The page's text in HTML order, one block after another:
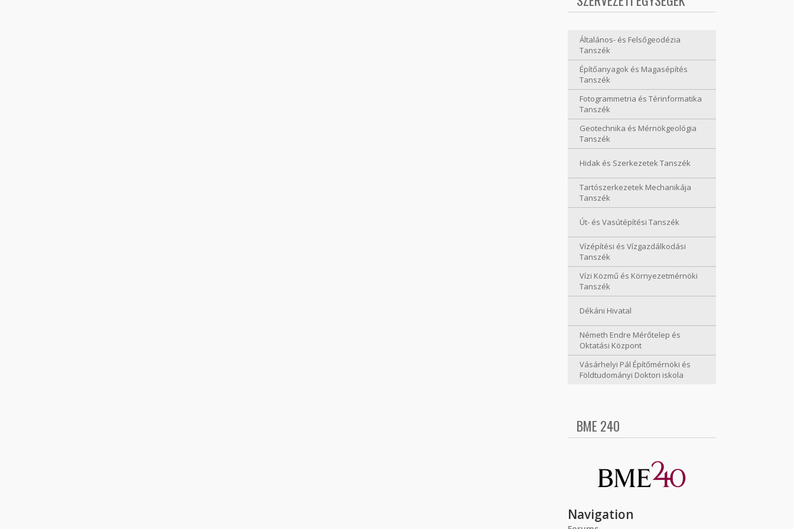
Általános- és Felsőgeodézia
Tanszék
Építőanyagok és Magasépítés
Tanszék
Fotogrammetria és Térinformatika
Tanszék
Geotechnika és Mérnökgeológia
Tanszék
Hidak és Szerkezetek Tanszék
Tartószerkezetek Mechanikája
Tanszék
Út- és Vasútépítési Tanszék
Vízépítési és Vízgazdálkodási
Tanszék
Vízi Közmű és Környezetmérnöki
Tanszék
Dékáni Hivatal
Németh Endre Mérőtelep és
Oktatási Központ
Vásárhelyi Pál Építőmérnöki és
Földtudományi Doktori iskola
BME 240
Navigation